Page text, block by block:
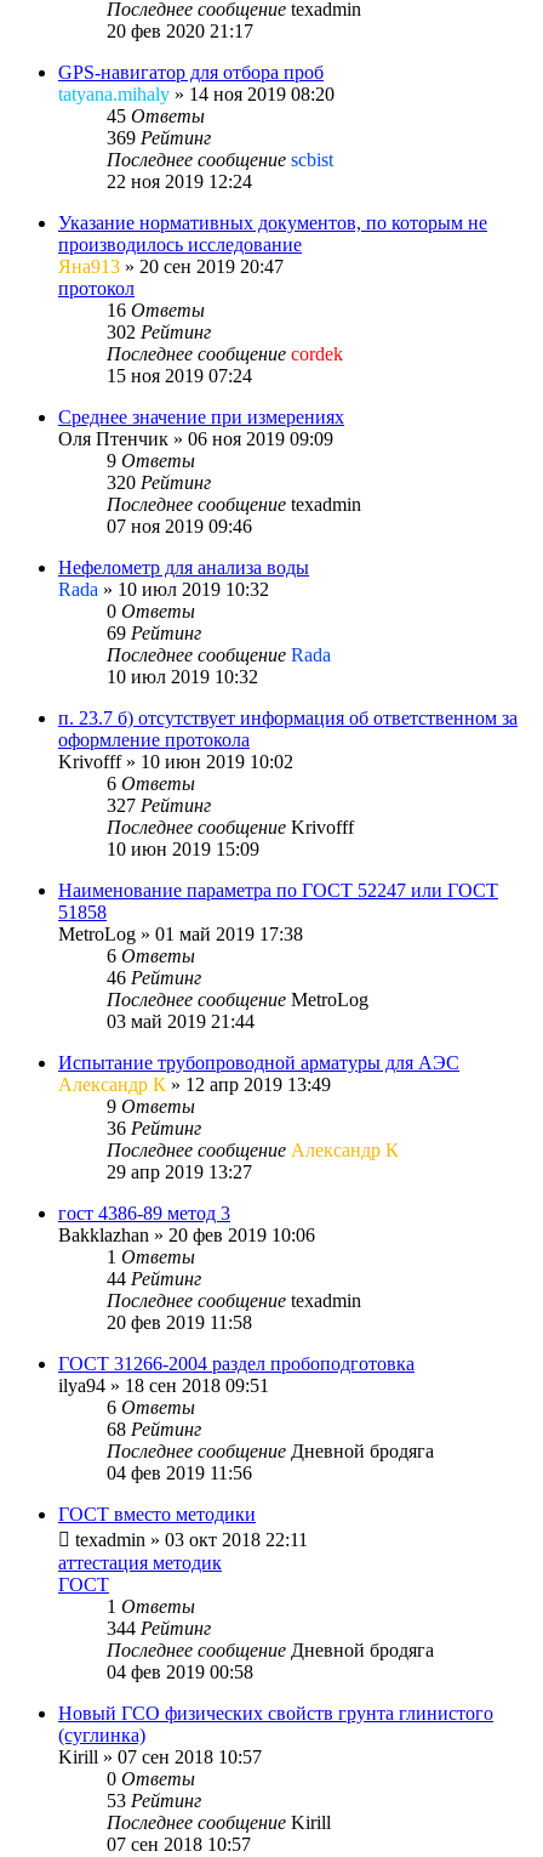
Последнее сообщение texadmin
20 фев 2020 21:17
GPS-навигатор для отбора проб
tatyana.mihaly » 14 ноя 2019 08:20
45 Ответы
369 Рейтинг
Последнее сообщение scbist
22 ноя 2019 12:24
Указание нормативных документов, по которым не
производилось исследование
Яна913 » 20 сен 2019 20:47
протокол
16 Ответы
302 Рейтинг
Последнее сообщение cordek
15 ноя 2019 07:24
Среднее значение при измерениях
Оля Птенчик » 06 ноя 2019 09:09
9 Ответы
320 Рейтинг
Последнее сообщение texadmin
07 ноя 2019 09:46
Нефелометр для анализа воды
Rada » 10 июл 2019 10:32
0 Ответы
69 Рейтинг
Последнее сообщение Rada
10 июл 2019 10:32
п. 23.7 б) отсутствует информация об ответственном за
оформление протокола
Krivofff» 10 июн 2019 10:02
6 Ответы
327 Рейтинг
Последнее сообщение Krivofff
10 июн 2019 15:09
Наименование параметра по ГОСТ 52247 или ГОСТ
51858
MetroLog » 01 май 2019 17:38
6 Ответы
46 Рейтинг
Последнее сообщение MetroLog
03 май 2019 21:44
Испытание трубопроводной арматуры для АЭС
Александр К » 12 апр 2019 13:49
9 Ответы
36 Рейтинг
Последнее сообщение Александр К
29 апр 2019 13:27
гост 4386-89 метод 3
Bakklazhan » 20 фев 2019 10:06
1 Ответы
44 Рейтинг
Последнее сообщение texadmin
20 фев 2019 11:58
ГОСТ 31266-2004 раздел пробоподготовка
ilya94 » 18 сен 2018 09:51
6 Ответы
68 Рейтинг
Последнее сообщение Дневной бродяга
04 фев 2019 11:56
ГОСТ вместо методики
texadmin » 03 окт 2018 22:11
аттестация методик
ГОСТ
1 Ответы
344 Рейтинг
Последнее сообщение Дневной бродяга
04 фев 2019 00:58
Новый ГСО физических свойств грунта глинистого
(суглинка)
Kirill » 07 сен 2018 10:57
0 Ответы
53 Рейтинг
Последнее сообщение Kirill
07 сен 2018 10:57